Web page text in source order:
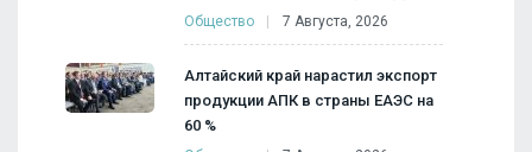
Общество 7 Августа, 2026
Алтайский край нарастил экспорт
продукции АПК в страны ЕАЭС на
60 %